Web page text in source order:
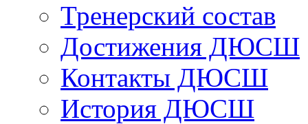
Тренерский состав
Достижения ДЮСШ
Контакты ДЮСШ
История ДЮСШ